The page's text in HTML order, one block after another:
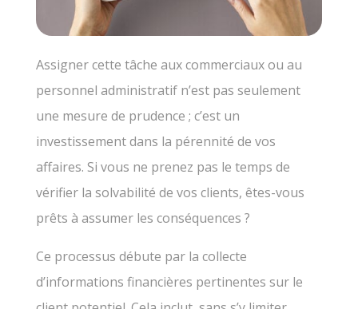
Assigner cette tâche aux commerciaux ou au
personnel administratif n’est pas seulement
une mesure de prudence ; c’est un
investissement dans la pérennité de vos
affaires. Si vous ne prenez pas le temps de
vérifier la solvabilité de vos clients, êtes-vous
prêts à assumer les conséquences ?
Ce processus débute par la collecte
d’informations financières pertinentes sur le